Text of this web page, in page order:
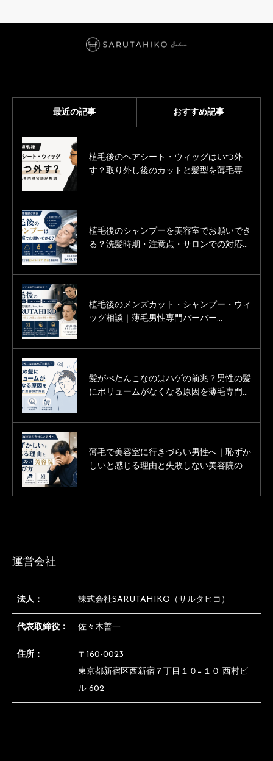
最近の記事 おすすめ記事
植毛後のヘアシート・ウィッグはいつ外
す？取り外し後のカットと髪型を薄毛専門
植毛後のシャンプーを美容室でお願いでき
る？洗髪時期・注意点・サロンでの対応を
植毛後のメンズカット・シャンプー・ウィ
ッグ相談｜薄毛男性専門バーバー
髪がぺたんこなのはハゲの前兆？男性の髪
にボリュームがなくなる原因を薄毛専門理
薄毛で美容室に行きづらい男性へ｜恥ずか
しいと感じる理由と失敗しない美容院の選
薄毛男性のカットモデル募集
「SARUTAHIKO（サルタヒコ）」
薄毛男性の婚活をヘアサロン（美容室・床
屋）という立場で応援しています。
薄毛男性のカットモデル募集中！
渋谷にある薄毛男性用の美容室「Inti＋
（インティプラス）」に行ってきた体験記
薄毛に悩む男性の為の美容室「Inti（イン
ティ）」は本当にすごいです。
運営会社
法人： 株式会社SARUTAHIKO（サルタヒコ）
代表取締役： 佐々木善一
住所：
〒160-0023
東京都新宿区西新宿７丁目１０−１０ 西村ビ
ル 602